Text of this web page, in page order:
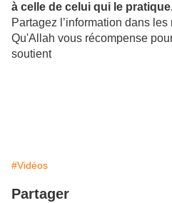
à celle de celui qui le
Partagez l’information dans
Qu'Allah vous récompense
soutient
#Vidéos
Partager